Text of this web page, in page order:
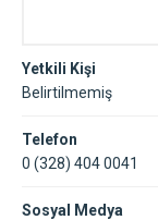
Yetkili Kişi
Belirtilmemiş
Telefon
0 (328) 404 0041
Sosyal Medya